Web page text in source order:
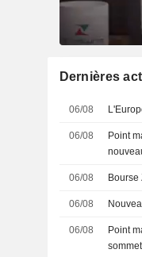
Dernières
06/08
06/08
Point
06/08 Bourse
06/08
06/08
Point